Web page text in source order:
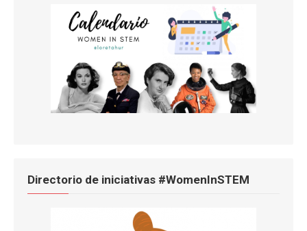
Directorio de iniciativas #WomenInSTEM